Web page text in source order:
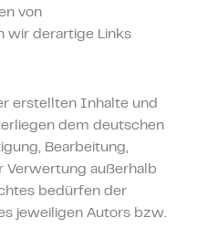
von
wir derartige Links
erstellten Inhalte und
dem deutschen
Bearbeitung,
Verwertung außerhalb
bedürfen der
jeweiligen Autors bzw.